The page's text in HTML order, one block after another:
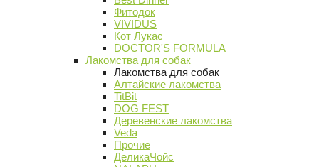
Фитодок
VIVIDUS
Кот Лукас
DOCTOR'S FORMULA
Лакомства для собак
Лакомства для собак
Алтайские лакомства
TitBit
DOG FEST
Деревенские лакомства
Veda
Прочие
ДеликаЧойс